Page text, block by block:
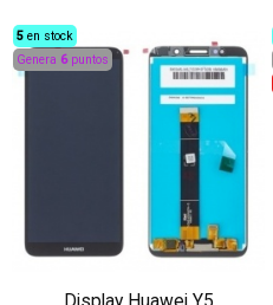
5 en stock
Genera 6puntos